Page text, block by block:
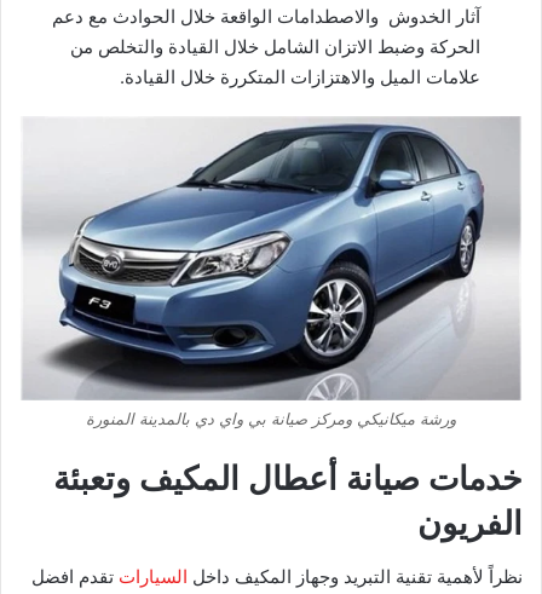
آثار الخدوش والاصطدامات الواقعة خلال الحوادث مع دعم
الحركة وضبط الاتزان الشامل خلال القيادة والتخلص من
علامات الميل والاهتزازات المتكررة خلال القيادة.
ورشة ميكانيكي ومركز صيانة بي واي دي بالمدينة المنورة
خدمات صيانة أعطال المكيف وتعبئة
الفريون
نظراً لأهمية تقنية التبريد وجهاز المكيف داخل السيارات تقدم افضل